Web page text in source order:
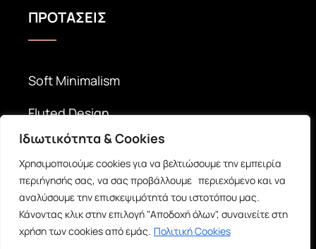
Ιδιωτικότητα & Cookies
Χρησιμοποιούμε cookies για να βελτιώσουμε την εμπειρία
περιήγησής σας, να σας προβάλλουμε περιεχόμενο και να
αναλύσουμε την επισκεψιμότητά του ιστοτόπου μας.
Κάνοντας κλικ στην επιλογή "Αποδοχή όλων", συναινείτε στη
χρήση των cookies από εμάς. Πολιτική Cookies
ΠΡΟΤΑΣΕΙΣ
Soft Minimalism
Fluted Design
Timeless Elegance
© Copyright 2026 |inDecor -